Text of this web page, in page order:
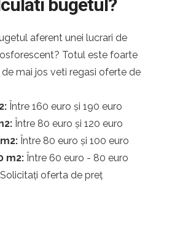
bugetul?
aferent unei lucrari de
Totul este foarte
mai jos veti regasi oferte de
Între 160 euro și 190 euro
Între 80 euro și 120 euro
Între 80 euro și 100 euro
m2: Între 60 euro - 80 euro
Solicitați oferta de preț